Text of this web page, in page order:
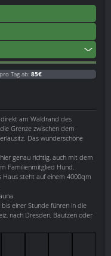
Tag ab: 85€
direkt am Waldrand des
Grenze zwischen dem
Das wunderschöne
genau richtig, auch mit dem
Familienmitglied Hund.
Haus steht auf einem 4000qm
einer Stunde führen in die
nach Dresden, Bautzen oder